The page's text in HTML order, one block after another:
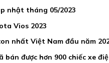
nhật tháng 05/2023
Vios 2023
nhất Việt Nam đầu năm
được hơn 900 chiếc xe